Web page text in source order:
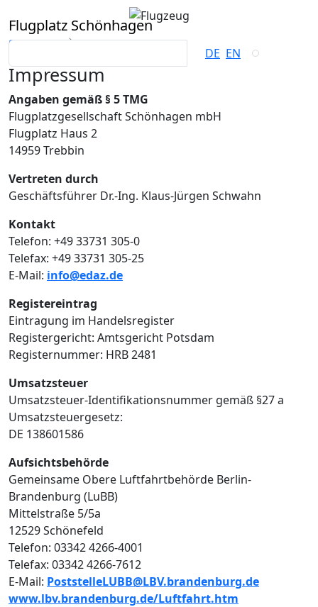
Flugplatz Schönhagen
DE EN
Startseite Impressum
Impressum
Angaben gemäß § 5 TMG
Flugplatzgesellschaft Schönhagen mbH
Flugplatz Haus 2
14959 Trebbin
Vertreten durch
Geschäftsführer Dr.-Ing. Klaus-Jürgen Schwahn
Kontakt
Telefon: +49 33731 305-0
Telefax: +49 33731 305-25
E-Mail: info@edaz.de
Registereintrag
Eintragung im Handelsregister
Registergericht: Amtsgericht Potsdam
Registernummer: HRB 2481
Umsatzsteuer
Umsatzsteuer-Identifikationsnummer gemäß §27 a
Umsatzsteuergesetz:
DE 138601586
Aufsichtsbehörde
Gemeinsame Obere Luftfahrtbehörde Berlin-
Brandenburg (LuBB)
Mittelstraße 5/5a
12529 Schönefeld
Telefon: 03342 4266-4001
Telefax: 03342 4266-7612
E-Mail: PoststelleLUBB@LBV.brandenburg.de
www.lbv.brandenburg.de/Luftfahrt.htm